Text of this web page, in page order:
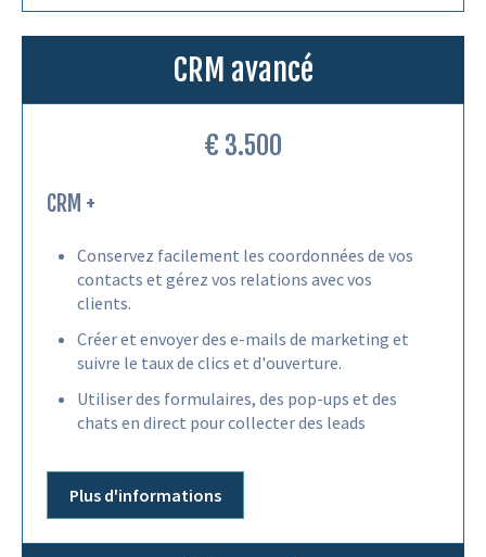
CRM avancé
€ 3.500
CRM +
Conservez facilement les coordonnées de vos
contacts et gérez vos relations avec vos
clients.
Créer et envoyer des e-mails de marketing et
suivre le taux de clics et d'ouverture.
Utiliser des formulaires, des pop-ups et des
chats en direct pour collecter des leads
Plus d'informations